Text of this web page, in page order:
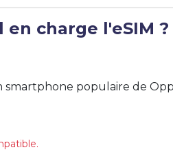
en charge l'eSIM ?
smartphone populaire de